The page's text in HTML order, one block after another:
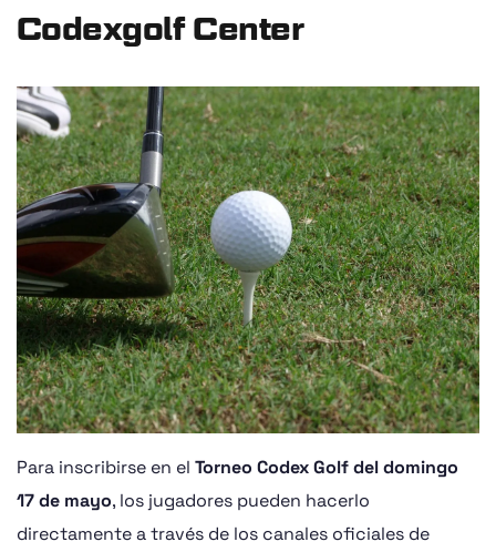
Codexgolf Center
Para inscribirse en el Torneo Codex Golf del domingo
17 de mayo, los jugadores pueden hacerlo
directamente a través de los canales oficiales de